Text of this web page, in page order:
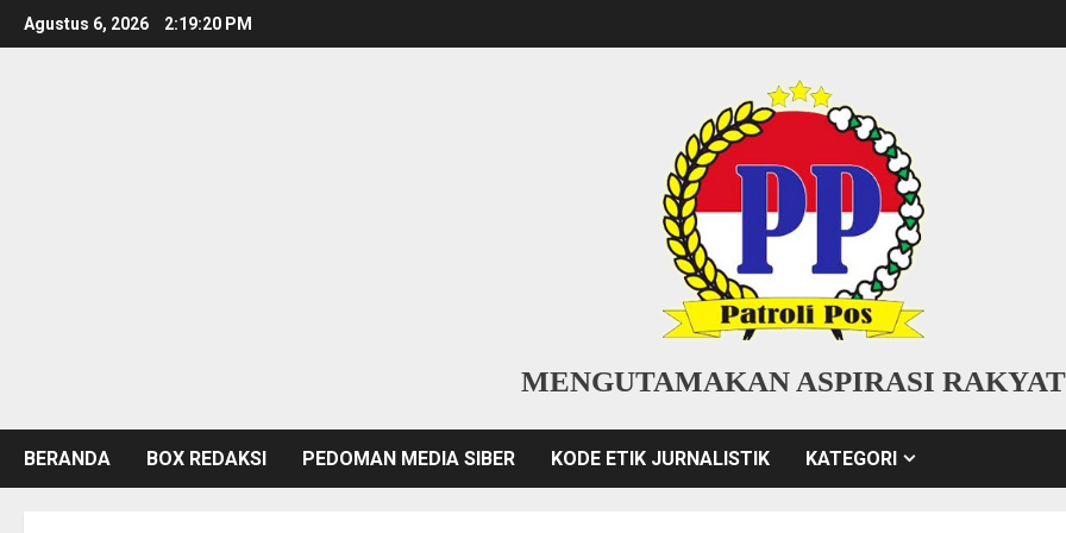
Skip
to
Agustus 6, 2026 2:19:21 PM
MENGUTAMAKAN ASPIRASI RAKYAT
BERANDA BOX REDAKSI PEDOMAN MEDIA SIBER KODE ETIK JURNALISTIK KATEGORI